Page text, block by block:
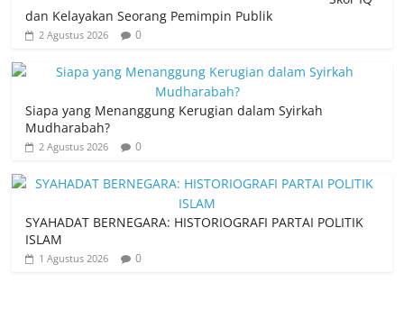
dan Kelayakan Seorang Pemimpin Publik
2 Agustus 2026 0
Siapa yang Menanggung Kerugian dalam Syirkah
Mudharabah?
2 Agustus 2026 0
SYAHADAT BERNEGARA: HISTORIOGRAFI PARTAI POLITIK
ISLAM
1 Agustus 2026 0